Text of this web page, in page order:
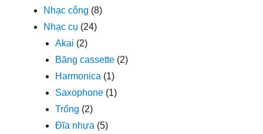
Nhạc công (8)
Nhạc cụ (24)
Akai (2)
Băng cassette (2)
Harmonica (1)
Saxophone (1)
Trống (2)
Đĩa nhựa (5)